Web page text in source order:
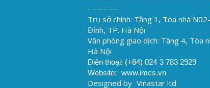
----------
Trụ sở chính: Tầng 1, Tòa nhà
Đỉnh, TP. Hà Nội
Văn phòng giao dịch: Tầng 4, Tòa
Hà Nội
Điện thoại: (+84) 024 3 783 2929
Website: www.imcs.vn
Designed by Vinastar ltd